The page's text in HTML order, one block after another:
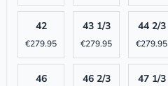
42
€279.95
43 1/3
€279.95
44 2/3
€279.95
46 46 2/3 47 1/3